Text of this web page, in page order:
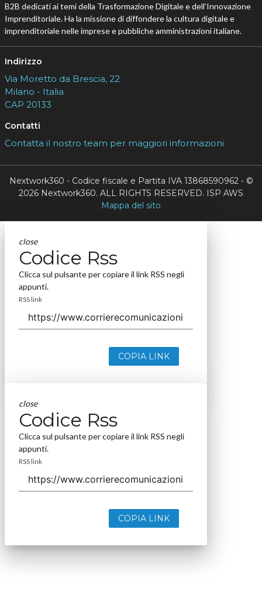
B2B dedicati ai temi della Trasformazione Digitale e dell’Innovazione
Imprenditoriale. Ha la missione di diffondere la cultura digitale e
imprenditoriale nelle imprese e pubbliche amministrazioni italiane.
Indirizzo
Via Moretto da Brescia, 22
Milano - Italia
CAP 20133
Contatti
Contatta il nostro team per maggiori informazioni
Nextwork360 - Codice fiscale e Partita IVA 13868590962 - ©
2026 Nextwork360. ALL RIGHTS RESERVED. ISP AWS
Mappa del sito
close
Codice Rss
Clicca sul pulsante per copiare il link RSS negli
appunti.
RSS link
COPIA LINK
close
Codice Rss
Clicca sul pulsante per copiare il link RSS negli
appunti.
RSS link
COPIA LINK